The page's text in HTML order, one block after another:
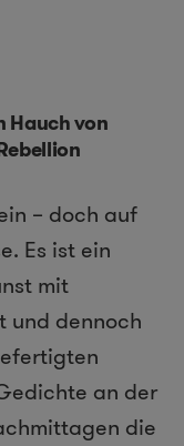
Hauch von
– doch auf
Es ist ein
mit
und dennoch
an der
die